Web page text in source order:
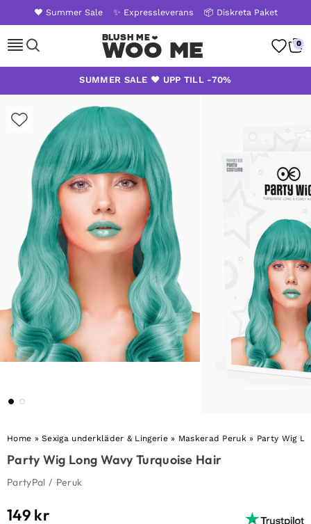
❤️ Summer Sale ✨ Expressleverans 📦 Diskreta Paket
Woo Me 0
SUMMER SALE ❤️ UPP TILL -70%
Home »Sexiga underkläder & Lingerie» Maskerad Peruk » Party Wig
Party Wig Long Wavy Turquoise Hair
PartyPal / Peruk
149 kr